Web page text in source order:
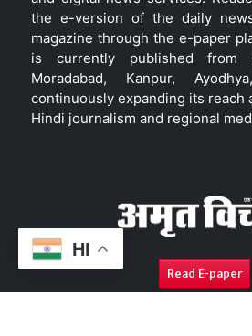
HI
the e-version of the daily
magazine through the e-paper
is currently published from
Moradabad, Kanpur,
continuously expanding its reach
Hindi journalism and regional
Read E-paper